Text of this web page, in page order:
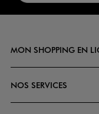
MON SHOPPING EN
NOS SERVICES